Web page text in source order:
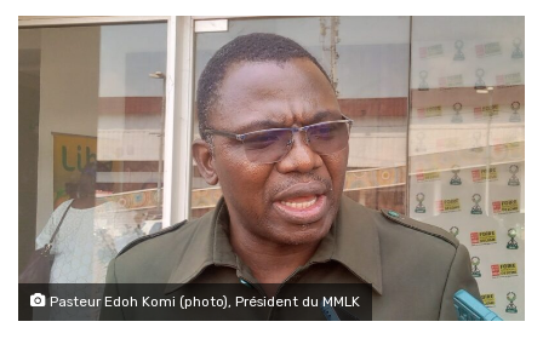
Pasteur Edoh Komi (photo), Président du MMLK